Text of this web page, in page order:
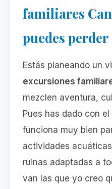
familiares
puedes perder
Estás planeando un
excursiones
mezclen aventura,
Pues has dado con
funciona muy bien
actividades
ruinas adaptadas a
van las que yo creo